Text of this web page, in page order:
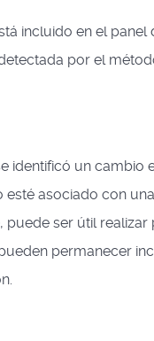
incluido en el panel
por el
identificó un cambio
asociado con
puede ser útil
permanecer